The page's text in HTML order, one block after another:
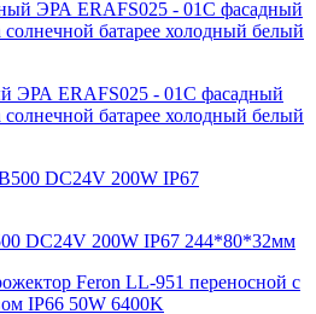
ЭРА ERAFS025 - 01C фасадный
батарее холодный белый
DC24V 200W IP67 244*80*32мм